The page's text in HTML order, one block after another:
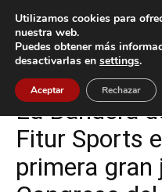
Inicio Cultura / Ocio
Cultura / Ocio Vigo
La Bandera
Fitur Sports
primera gran
Utilizamos cookies para
nuestra web.
Puedes obtener más
desactivarlas en settings.
Aceptar Rechazar